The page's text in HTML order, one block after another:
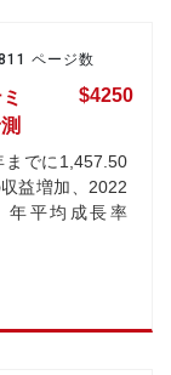
ページ数
$4250
でに1,457.50
益増加、2022
年平均成長率